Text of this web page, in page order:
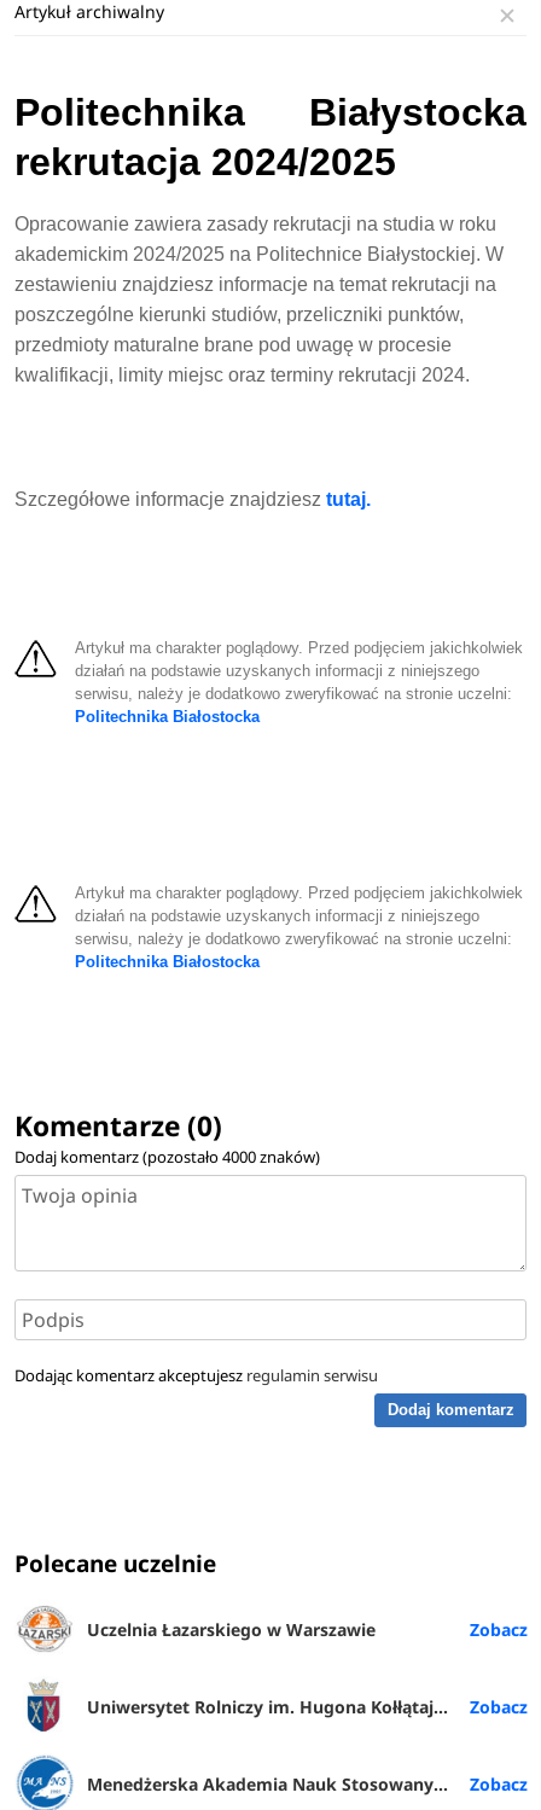
Artykuł archiwalny
Politechnika Białystocka
rekrutacja 2024/2025
Opracowanie zawiera zasady rekrutacji na studia w roku
akademickim 2024/2025 na Politechnice Białystockiej. W
zestawieniu znajdziesz informacje na temat rekrutacji na
poszczególne kierunki studiów, przeliczniki punktów,
przedmioty maturalne brane pod uwagę w procesie
kwalifikacji, limity miejsc oraz terminy rekrutacji 2024.
Szczegółowe informacje znajdziesztutaj.
Artykuł ma charakter poglądowy. Przed podjęciem jakichkolwiek
działań na podstawie uzyskanych informacji z niniejszego
serwisu, należy je dodatkowo zweryfikować na stronie uczelni:
Politechnika Białostocka
Artykuł ma charakter poglądowy. Przed podjęciem jakichkolwiek
działań na podstawie uzyskanych informacji z niniejszego
serwisu, należy je dodatkowo zweryfikować na stronie uczelni:
Politechnika Białostocka
Komentarze (0)
Dodaj komentarz (pozostało4000znaków)
Dodając komentarz akceptujesz regulamin serwisu
Dodaj komentarz
Polecane uczelnie
Uczelnia Łazarskiego w Warszawie
Uniwersytet Rolniczy im. Hugona Kołłątaja w Krakowie
Menedżerska Akademia Nauk Stosowanych w Warszawie